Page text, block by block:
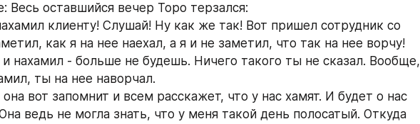
Весь оставшийся вечер Торо терзался:
клиенту! Слушай! Ну как же так! Вот пришел сотрудник со
как я на нее наехал, а я и не заметил, что так на нее ворчу!
нахамил - больше не будешь. Ничего такого ты не сказал. Вообще,
ты на нее наворчал.
вот запомнит и всем расскажет, что у нас хамят. И будет о нас
ведь не могла знать, что у меня такой день полосатый. Откуда